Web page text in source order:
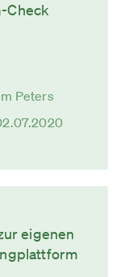
Check
Peters
eigenen